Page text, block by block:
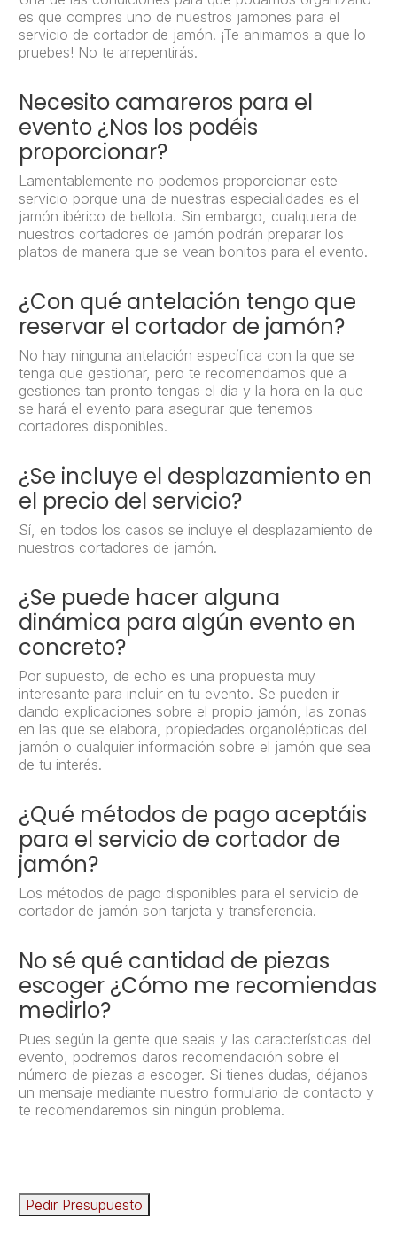
es que compres uno de nuestros jamones para el
servicio de cortador de jamón. ¡Te animamos a que lo
pruebes! No te arrepentirás.
Necesito camareros para el
evento ¿Nos los podéis
proporcionar?
Lamentablemente no podemos proporcionar este
servicio porque una de nuestras especialidades es el
jamón ibérico de bellota. Sin embargo, cualquiera de
nuestros cortadores de jamón podrán preparar los
platos de manera que se vean bonitos para el evento.
¿Con qué antelación tengo que
reservar el cortador de jamón?
No hay ninguna antelación específica con la que se
tenga que gestionar, pero te recomendamos que a
gestiones tan pronto tengas el día y la hora en la que
se hará el evento para asegurar que tenemos
cortadores disponibles.
¿Se incluye el desplazamiento en
el precio del servicio?
Sí, en todos los casos se incluye el desplazamiento de
nuestros cortadores de jamón.
¿Se puede hacer alguna
dinámica para algún evento en
concreto?
Por supuesto, de echo es una propuesta muy
interesante para incluir en tu evento. Se pueden ir
dando explicaciones sobre el propio jamón, las zonas
en las que se elabora, propiedades organolépticas del
jamón o cualquier información sobre el jamón que sea
de tu interés.
¿Qué métodos de pago aceptáis
para el servicio de cortador de
jamón?
Los métodos de pago disponibles para el servicio de
cortador de jamón son tarjeta y transferencia.
No sé qué cantidad de piezas
escoger ¿Cómo me recomiendas
medirlo?
Pues según la gente que seais y las características del
evento, podremos daros recomendación sobre el
número de piezas a escoger. Si tienes dudas, déjanos
un mensaje mediante nuestro formulario de contacto y
te recomendaremos sin ningún problema.
Pedir Presupuesto